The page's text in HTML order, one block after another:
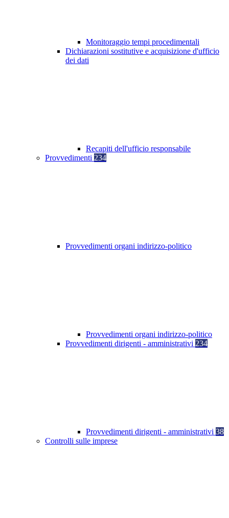
Monitoraggio tempi procedimentali
Dichiarazioni sostitutive e acquisizione d'ufficio
dei dati
Recapiti dell'ufficio responsabile
Provvedimenti 234
Provvedimenti organi indirizzo-politico
Provvedimenti organi indirizzo-politico
Provvedimenti dirigenti - amministrativi 234
Provvedimenti dirigenti - amministrativi 38
Controlli sulle imprese